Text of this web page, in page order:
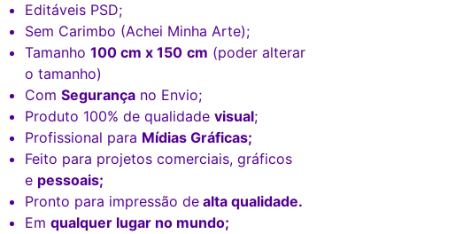
Editáveis PSD;
Sem Carimbo (Achei Minha Arte);
Tamanho 100 cm x 150 cm (poder alterar
o tamanho)
Com Segurançano Envio;
Produto 100% de qualidade visual;
Profissional para Mídias Gráficas;
Feito para projetos comerciais, gráficos
e pessoais;
Pronto para impressão dealta qualidade.
Em qualquer lugar no mundo;